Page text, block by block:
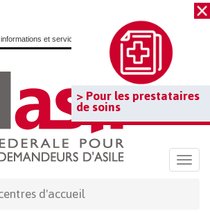
> Pour les prestataires
de soins
et services officiels :www.belgium.be
d'accueil